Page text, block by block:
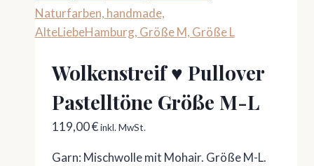
Wolkenstreif ♥ Pullover
Pastelltöne Größe M-L
119,00€ inkl. MwSt.
Garn: Mischwolle mit Mohair. Größe M-L.